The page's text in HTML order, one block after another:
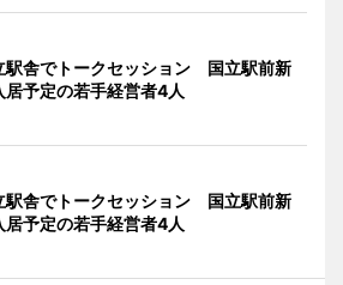
駅舎でトークセッション 国立駅前新
居予定の若手経営者4人
駅舎でトークセッション 国立駅前新
居予定の若手経営者4人